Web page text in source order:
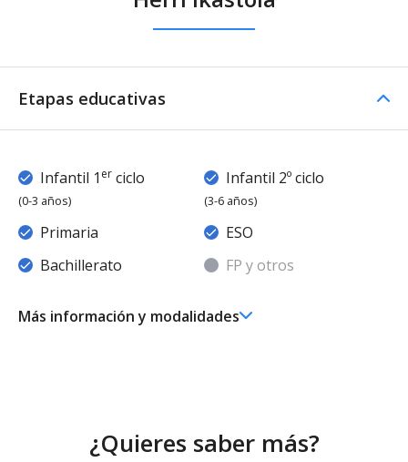
Etapas educativas
Infantil 1 er ciclo
(0-3 años)
Infantil 2º ciclo
(3-6 años)
Primaria
ESO
Bachillerato
FP y otros
Más información y modalidades
Educación Primaria
¿Quieres saber más?